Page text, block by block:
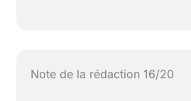
Note de la rédaction 16/20